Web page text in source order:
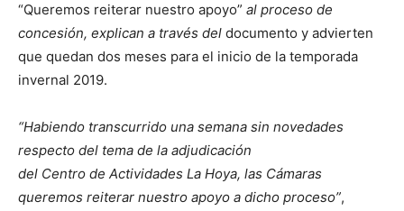
“Queremos reiterar nuestro apoyo” al proceso de
concesión, explican a través del documento y advierten
que quedan dos meses para el inicio de la temporada
invernal 2019.
“Habiendo transcurrido una semana sin novedades
respecto del tema de la adjudicación
del Centro de Actividades La Hoya, las Cámaras
queremos reiterar nuestro apoyo a dicho proceso”,